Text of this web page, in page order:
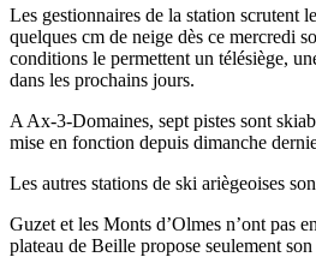
Les gestionnaires de la station scrutent
quelques cm de neige dès ce mercredi
conditions le permettent un télésiège,
dans les prochains jours.
A Ax-3-Domaines, sept pistes sont
mise en fonction depuis dimanche
Les autres stations de ski ariègeoises
Guzet et les Monts d’Olmes n’ont pas
plateau de Beille propose seulement son